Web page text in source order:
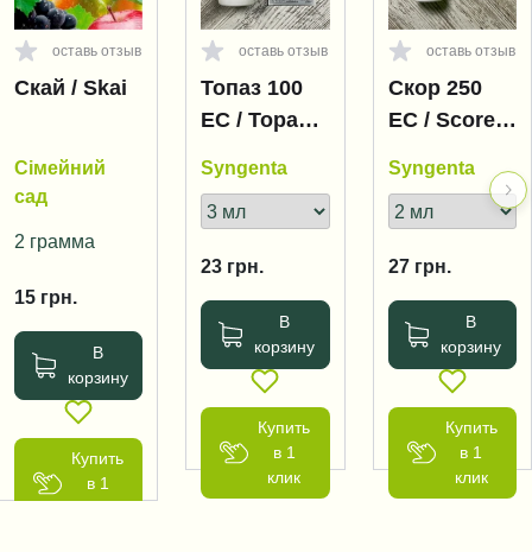
оставь отзыв
Скай / Skai
Сімейний
сад
2 грамма
15 грн.
В
корзину
Купить
в 1
оставь отзыв
Топаз 100
EC / Topaz
Syngenta
23 грн.
В
корзину
Купить
в 1
клик
оставь отзыв
Скор 250
EC / Score
Syngenta
27грн.
В
корзину
Купить
в 1
клик